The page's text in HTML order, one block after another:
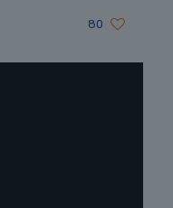
80